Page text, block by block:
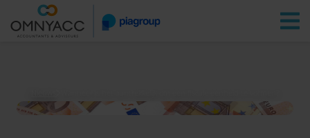
Vestigingen Zoeken